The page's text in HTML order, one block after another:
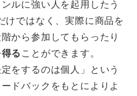
ルに強い人を起用したう
けではなく、実際に商品を
から参加してもらったり
る ことができます。
をするのは個人」という
ドバックをもとによりよ